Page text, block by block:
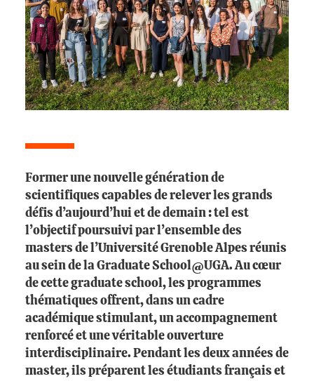
Former une nouvelle génération de
scientifiques capables de relever les grands
défis d’aujourd’hui et de demain : tel est
l’objectif poursuivi par l’ensemble des
masters de l’Université Grenoble Alpes réunis
au sein de la Graduate School@UGA. Au cœur
de cette graduate school, les programmes
thématiques offrent, dans un cadre
académique stimulant, un accompagnement
renforcé et une véritable ouverture
interdisciplinaire. Pendant les deux années de
master, ils préparent les étudiants français et